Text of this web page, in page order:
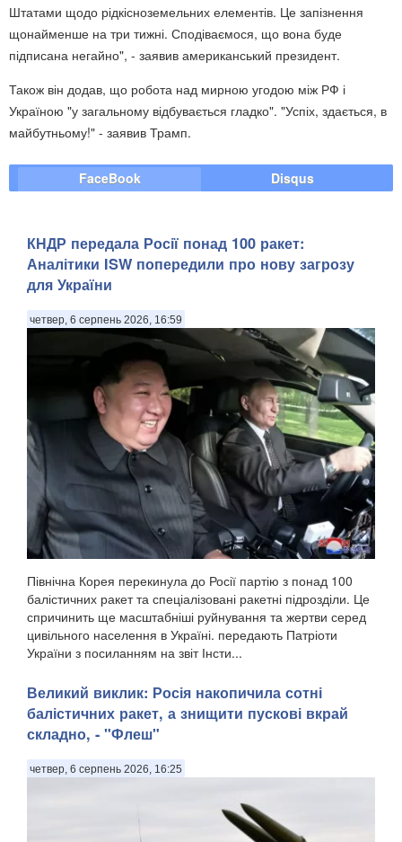
Штатами щодо рідкісноземельних елементів. Це запізнення
щонайменше на три тижні. Сподіваємося, що вона буде
підписана негайно", - заявив американський президент.
Також він додав, що робота над мирною угодою між РФ і
Україною "у загальному відбувається гладко". "Успіх, здається, в
майбутньому!" - заявив Трамп.
FaceBook Disqus
КНДР передала Росії понад 100 ракет:
Аналітики ISW попередили про нову загрозу
для України
четвер, 6 серпень 2026, 16:59
Північна Корея перекинула до Росії партію з понад 100
балістичних ракет та спеціалізовані ракетні підрозділи. Це
спричинить ще масштабніші руйнування та жертви серед
цивільного населення в Україні. передають Патріоти
України з посиланням на звіт Інсти...
Великий виклик: Росія накопичила сотні
балістичних ракет, а знищити пускові вкрай
складно, - "Флеш"
четвер, 6 серпень 2026, 16:25